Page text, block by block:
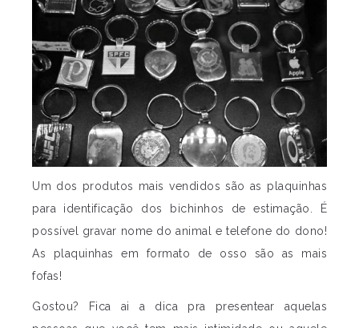
Um dos produtos mais vendidos são as plaquinhas
para identificação dos bichinhos de estimação. É
possível gravar nome do animal e telefone do dono!
As plaquinhas em formato de osso são as mais
fofas!
Gostou? Fica ai a dica pra presentear aquelas